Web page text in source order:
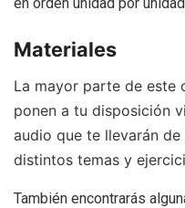
Materiales
La mayor parte de este
ponen a tu disposición
audio que te llevarán
distintos temas y
También encontrarás